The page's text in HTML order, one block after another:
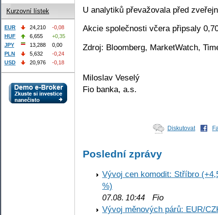
U analytiků převažovala před
Akcie společnosti včera připsaly
Zdroj: Bloomberg, MarketWatch,
Miloslav Veselý
Fio banka, a.s.
Diskutovat
Poslední zprávy
Vývoj cen komodit: Stříbro
%)
07.08. 10:44 Fio
Vývoj měnových párů: EUR/
Kurzovní lístek
EUR 24,210
-0,08
HUF
6,655
+0,35
JPY
13,288
0,00
PLN
5,632
-0,24
USD
20,976 -0,18